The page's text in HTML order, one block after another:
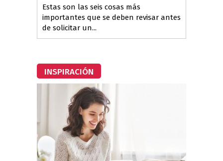
Estas son las seis cosas más
importantes que se deben revisar antes
de solicitar un...
INSPIRACIÓN